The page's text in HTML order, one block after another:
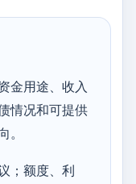
金用途、收入
情况和可提供
。
；额度、利